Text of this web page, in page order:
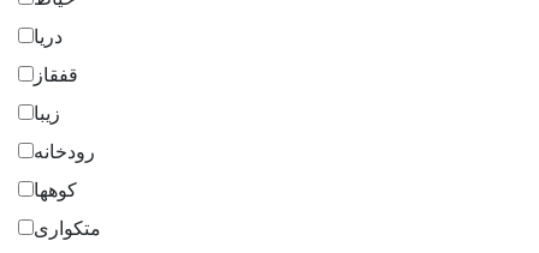
دریا
قفقاز
زیبا
رودخانه
کوهها
متکواری